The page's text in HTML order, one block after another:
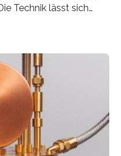
Technik lässt sich
Thorium-
man jahrzehntelang
passenden
2024 gelang
Durchbruch:
wurde
zeigen, dass sich